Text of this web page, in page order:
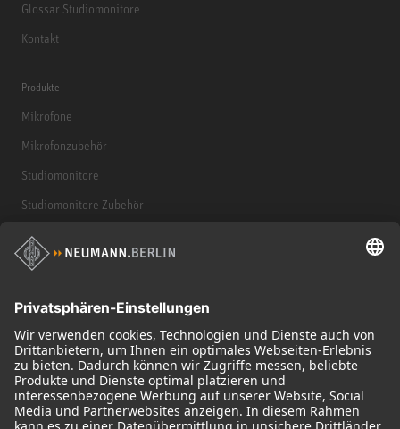
Glossar Studiomonitore
Kontakt
Produkte
Mikrofone
Mikrofonzubehör
Studiomonitore
Studiomonitore Zubehör
Kopfhörer
Historische Mikrofone